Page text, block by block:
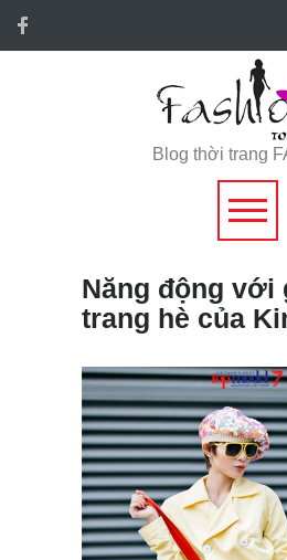
Blog thời trang
Năng động
trang hè của